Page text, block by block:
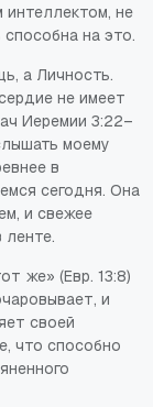
интеллектом, не
на это.
а Личность.
не имеет
Иеремии 3:22–
моему
в
сегодня. Она
и свежее
ленте.
же» (Евр. 13:8)
и
своей
что способно